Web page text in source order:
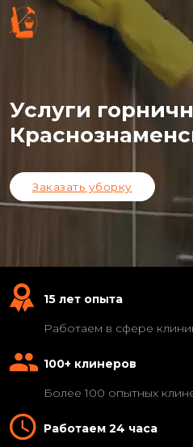
Услуги
Заказать уборку
15 лет опыта
Работаем в сфере
100+ клинеров
Более 100 опытных
Работаем 24 часа